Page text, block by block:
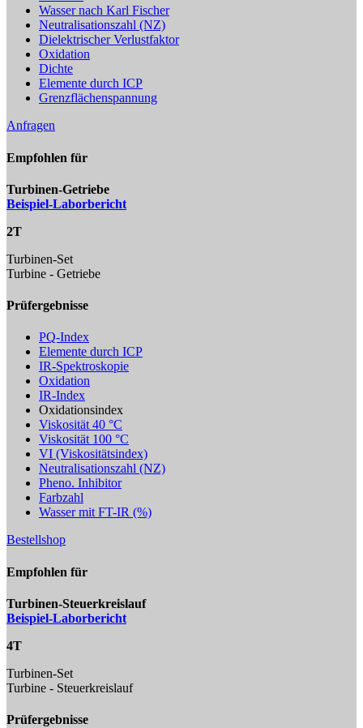
Wasser nach Karl Fischer
Neutralisationszahl (NZ)
Dielektrischer Verlustfaktor
Oxidation
Dichte
Elemente durch ICP
Grenzflächenspannung
Anfragen
Empfohlen für
Turbinen-Getriebe
Beispiel-Laborbericht
2T
Turbinen-Set
Turbine - Getriebe
Prüfergebnisse
PQ-Index
Elemente durch ICP
IR-Spektroskopie
Oxidation
IR-Index
Oxidationsindex
Viskosität 40 °C
Viskosität 100 °C
VI (Viskositätsindex)
Neutralisationszahl (NZ)
Pheno. Inhibitor
Farbzahl
Wasser mit FT-IR (%)
Bestellshop
Empfohlen für
Turbinen-Steuerkreislauf
Beispiel-Laborbericht
4T
Turbinen-Set
Turbine - Steuerkreislauf
Prüfergebnisse